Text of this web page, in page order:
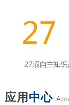
应用 中心